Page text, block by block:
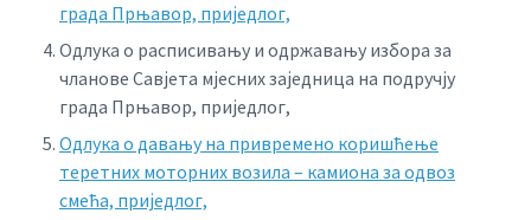
града Прњавор, приједлог,
Одлука о расписивању и одржавању избора за
чланове Савјета мјесних заједница на подручју
града Прњавор, приједлог,
Одлука о давању на привремено коришћење
теретних моторних возила – камиона за одвоз
смећа, приједлог,